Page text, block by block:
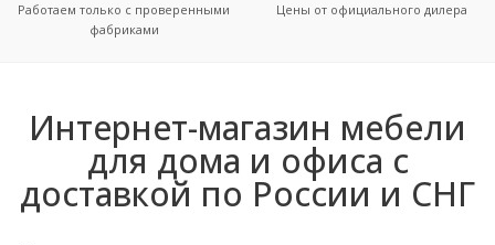
Работаем только с проверенными
фабриками
Цены от официального дилера
Интернет-магазин мебели
для дома и офиса с
доставкой по России и СНГ